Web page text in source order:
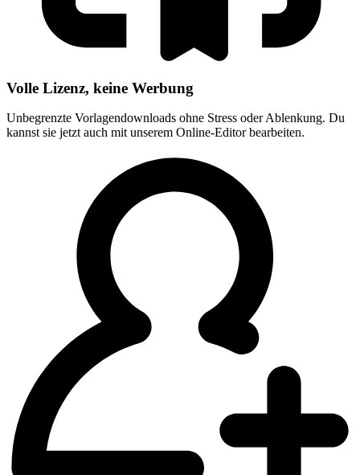
Volle Lizenz, keine Werbung
Unbegrenzte Vorlagendownloads ohne Stress oder Ablenkung. Du
kannst sie jetzt auch mit unserem Online-Editor bearbeiten.